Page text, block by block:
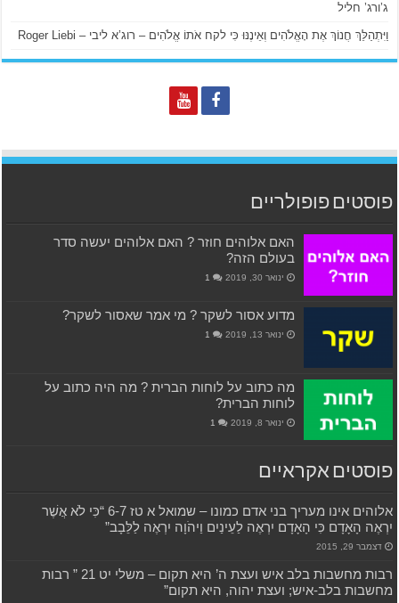
ג’ורג’ חליל
וַיִּתְהַלֵּךְ חֲנוֹךְ אֶת הָאֱלֹהִים וְאֵינֶנּוּ כִּי לקח אֹתוֹ אֱלֹהִים – רוג’א ליבי – Roger Liebi
פוסטים פופולריים
האם אלוהים חוזר ? האם אלוהים יעשה סדר
בעולם הזה?
ינואר 30, 2019 1
מדוע אסור לשקר ? מי אמר שאסור לשקר?
ינואר 13, 2019 1
מה כתוב על לוחות הברית ? מה היה כתוב על
לוחות הברית?
ינואר 8, 2019 1
פוסטים אקראיים
אלוהים אינו מעריך בני אדם כמונו – שמואל א טז 6-7 “כִּי לֹא אֲשֶׁר
יִרְאֶה הָאָדָם כִּי הָאָדָם יִרְאֶה לַעֵינַיִם וַיהֹוָה יִרְאֶה לַלֵּבָב”
דצמבר 29, 2015
רבות מחשבות בלב איש ועצת ה’ היא תקום – משלי יט 21 ” רבות
מחשבות בלב-איש; ועצת יהוה, היא תקום”